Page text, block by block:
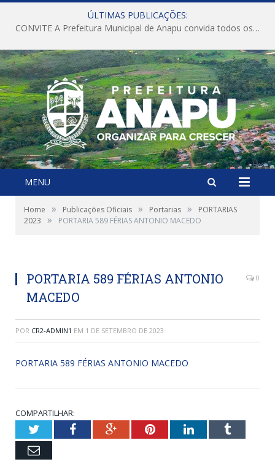
ÚLTIMAS PUBLICAÇÕES:
CONVITE A Prefeitura Municipal de Anapu convida todos os servidores públicos municipais para participarem da Audiência Pública de discussão da Lei de Diretrizes Orçamentárias (LDO), importante instrumento de planejamento das ações e investimentos da Administração Pública para o próximo exercício financeiro.
MENU
Home » Publicações Oficiais » Portarias »
PORTARIAS
2023
» PORTARIA 589 FÉRIAS ANTONIO MACEDO
PORTARIA 589 FÉRIAS ANTONIO
MACEDO
0
POR CR2-ADMIN1 EM 1 DE SETEMBRO DE 2023
PORTARIA 589 FÉRIAS ANTONIO MACEDO
COMPARTILHAR:
TwitterFacebookGoogle+PinterestLinkedInTumblr
Email